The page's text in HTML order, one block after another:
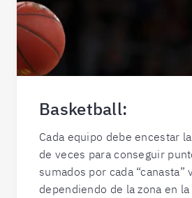
Basketball:
Cada equipo debe encestar
de veces para conseguir
sumados por cada “canasta”
dependiendo de la zona en la